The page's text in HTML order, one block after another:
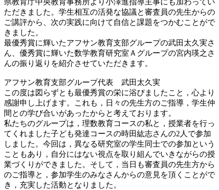
県教育庁中央教育事務所より小澤進指導主事にも加わってい
ただきました。学生相互の活発な協議と審査員の先生からの
ご講評から、次の実践に向けて自信と課題をつかむことがで
きました。
最優秀賞に輝いたアフサン教育支部グループの武田太久実さ
ん、優秀賞に輝いた数学教育研究室Ａグループの宮内瑛之さ
んの振り返りを紹介させていただきます。
アフサン教育支部グループ代表 武田太久実
この度は図らずとも最優秀賞の栄に浴びましたこと，心より
感謝申し上げます。これも，日々の先生方のご指導，学生仲
間との学び合いがあったからと考えております。
私たちのグループは，理数教育コースの私と，授業者を行っ
てくれました子ども発達コースの時田紘志さんの2人で参加
しました。今回は，異なる研究室の学生同士での参加という
こともあり，自分にはない視点を取り組んでいきながらの授
業づくりができました。そして，当日も審査員の先生方から
のご指導と，参加学生のみなさんからの意見を頂くことがで
き，充実した活動となりました。